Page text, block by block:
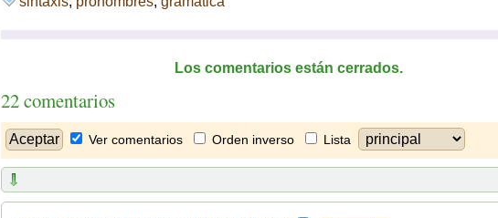
Los comentarios están cerrados.
22 comentarios
Ver comentarios Orden inverso Lista